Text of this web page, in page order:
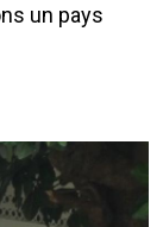
un pays